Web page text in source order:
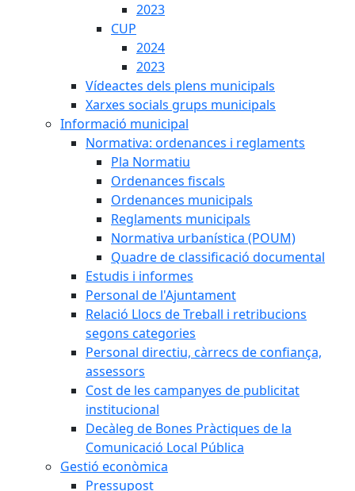
2023
CUP
2024
2023
Vídeactes dels plens municipals
Xarxes socials grups municipals
Informació municipal
Normativa: ordenances i reglaments
Pla Normatiu
Ordenances fiscals
Ordenances municipals
Reglaments municipals
Normativa urbanística (POUM)
Quadre de classificació documental
Estudis i informes
Personal de l'Ajuntament
Relació Llocs de Treball i retribucions
segons categories
Personal directiu, càrrecs de confiança,
assessors
Cost de les campanyes de publicitat
institucional
Decàleg de Bones Pràctiques de la
Comunicació Local Pública
Gestió econòmica
Pressupost